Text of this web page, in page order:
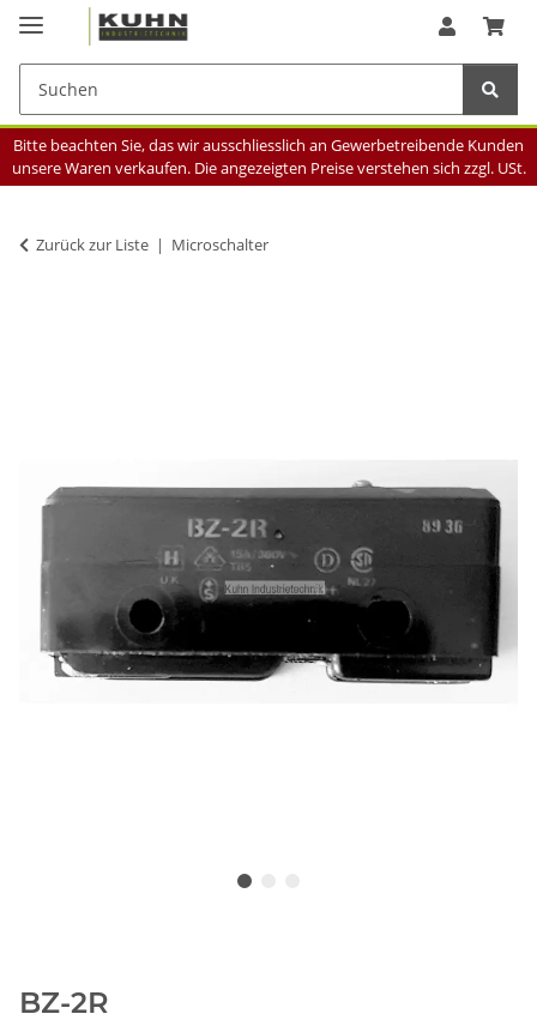
Bitte beachten Sie, das wir ausschliesslich an Gewerbetreibende Kunden
unsere Waren verkaufen. Die angezeigten Preise verstehen sich zzgl. USt.
Zurück zur Liste Microschalter
BZ-2R